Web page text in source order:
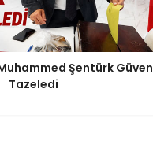
Şentürk Güven
Tazeledi